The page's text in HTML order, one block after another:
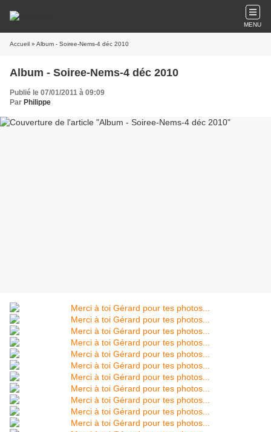
MENU
Accueil » Album - Soiree-Nems-4 déc 2010
Album - Soiree-Nems-4 déc 2010
Publié le 07/01/2011 à 09:09
Par Philippe